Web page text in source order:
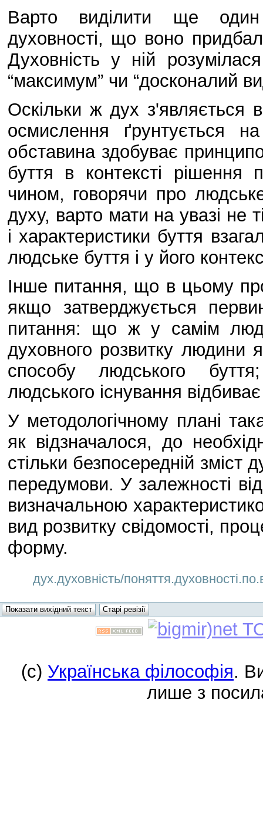
Варто виділити ще один
духовності, що воно
Духовність у ній
“максимум” чи “досконалий
Оскільки ж дух з'являється
осмислення ґрунтується
обставина здобуває
буття в контексті
чином, говорячи про
духу, варто мати на увазі не
і характеристики буття
людське буття і у його
Інше питання, що в цьому
якщо затверджується
питання: що ж у самім
духовного розвитку людини
способу людського
людського існування
У методологічному плані
як відзначалося, до
стільки безпосередній зміст
передумови. У залежності
визначальною
вид розвитку свідомості,
форму.
дух.духовність/
(c) Українська філософія.
лише з